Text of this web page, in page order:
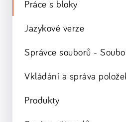
Práce s bloky
Jazykové verze
Správce souborů -
Vkládání a správa
Produkty